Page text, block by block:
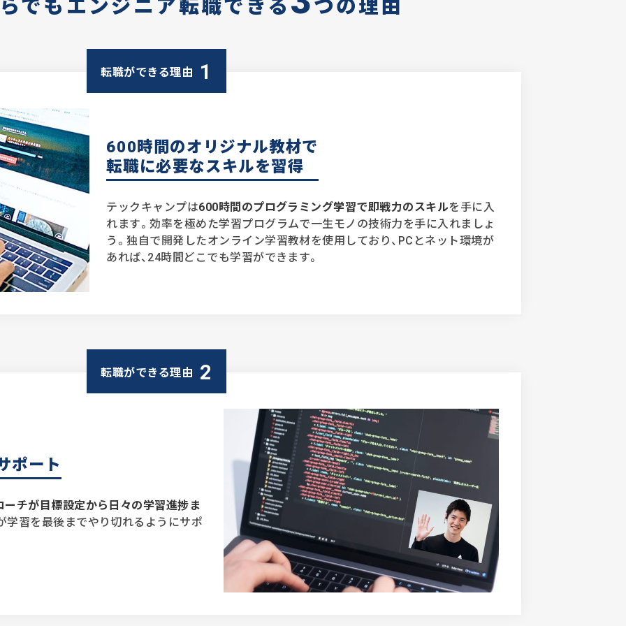
転職ができる理由 1
600時間のオリジナル教材で
転職に必要なスキルを習得
テックキャンプは600時間のプログラミング学習で即戦力のスキルを手に入
れます。効率を極めた学習プログラムで一生モノの技術力を手に入れましょ
う。独自で開発したオンライン学習教材を使用しており、PCとネット環境が
あれば、24時間どこでも学習ができます。
転職ができる理由 2
ポート
ーチが目標設定から日々の学習進捗ま
学習を最後までやり切れるようにサポ